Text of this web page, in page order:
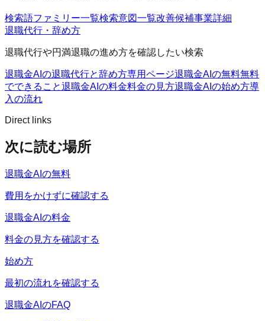
検索語ファミリー一覧検索意図一覧改善候補事業詳細
退職代行・辞め方
退職代行や円満退職の進め方を確認したい検索
退職金AIの退職代行と辞め方専用ページ退職金AIの無料無料
でできること退職金AIの料金料金の見方退職金AIの始め方導
入の流れ
Direct links
次に読む場所
退職金AIの無料
費用をかけずに確認する
退職金AIの料金
料金の見方を確認する
始め方
最初の流れを確認する
退職金AIのFAQ